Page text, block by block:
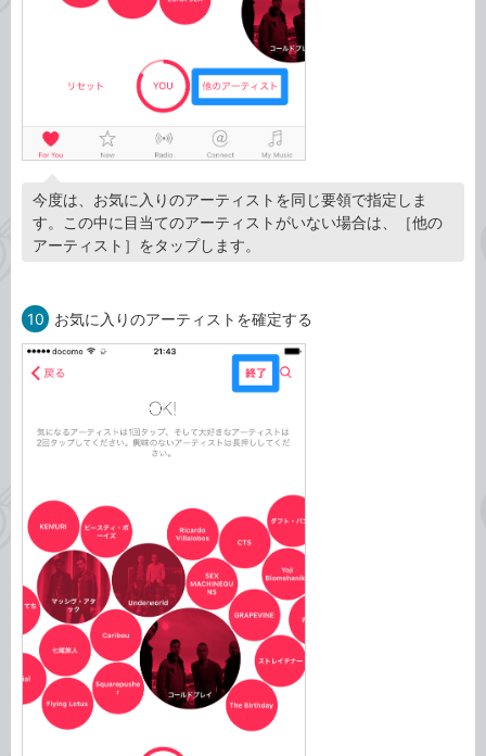
今度は、お気に入りのアーティストを同じ要領で指定しま
す。この中に目当てのアーティストがいない場合は、［他の
アーティスト］をタップします。
10 お気に入りのアーティストを確定する